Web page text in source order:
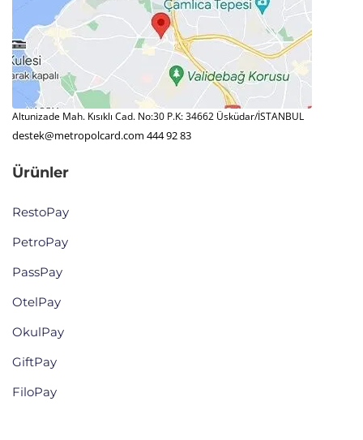
Altunizade Mah. Kısıklı Cad. No:30 P.K: 34662 Üsküdar/İSTANBUL
destek@metropolcard.com 444 92 83
Ürünler
RestoPay
PetroPay
PassPay
OtelPay
OkulPay
GiftPay
FiloPay